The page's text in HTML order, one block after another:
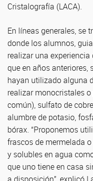
Cristalografía (LACA).
En líneas generales, se
donde los alumnos,
realizar una
que en años anteriores,
hayan utilizado alguna
realizar monocristales
común), sulfato de
alumbre de potasio,
bórax. “Proponemos
frascos de mermelada
y solubles en agua
que uno tiene en casa